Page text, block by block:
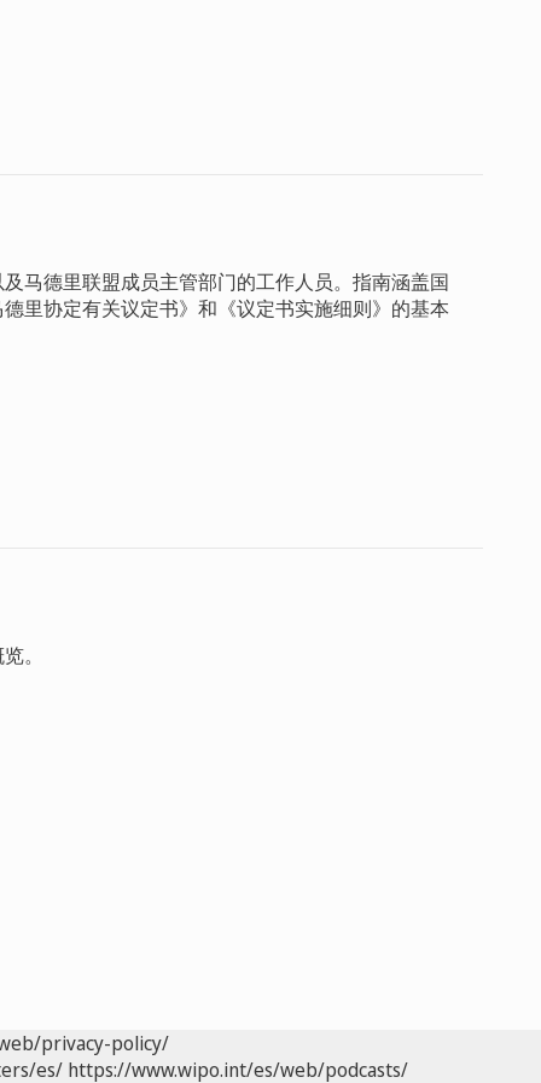
马德里联盟成员主管部门的工作人员。指南涵盖国
里协定有关议定书》和《议定书实施细则》的基本
。
privacy-policy/
es/ https://www.wipo.int/es/web/podcasts/